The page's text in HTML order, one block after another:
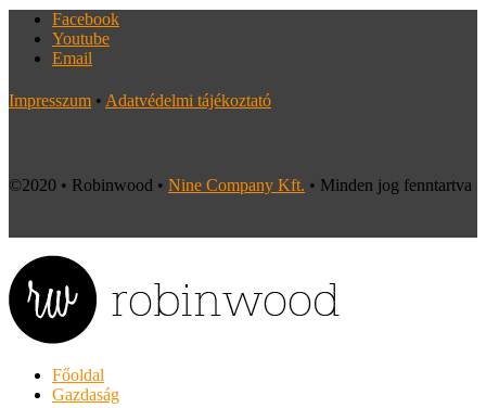
Facebook
Youtube
Email
Impresszum • Adatvédelmi tájékoztató
©2020 • Robinwood • Nine Company Kft. • Minden jog fenntartva
Főoldal
Gazdaság